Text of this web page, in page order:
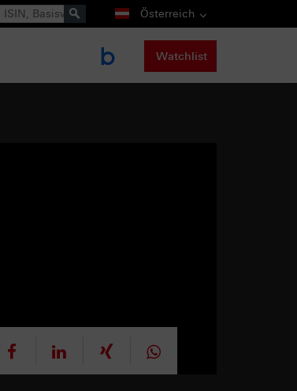
Österreich
Watchlist
mitteilen